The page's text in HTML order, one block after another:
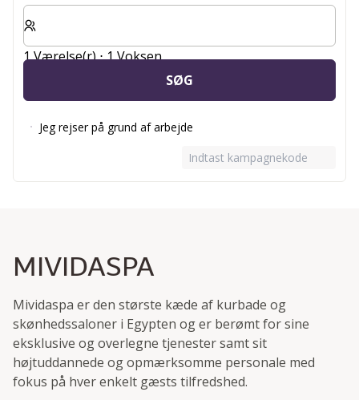
Vælg antal værelser og gæster til dit ophold
1 Værelse(r) ⋅ 1 Voksen
SØG
Jeg rejser på grund af arbejde
Indtast kampagnekode
MIVIDASPA
Mividaspa er den største kæde af kurbade og
skønhedssaloner i Egypten og er berømt for sine
eksklusive og overlegne tjenester samt sit
højtuddannede og opmærksomme personale med
fokus på hver enkelt gæsts tilfredshed.